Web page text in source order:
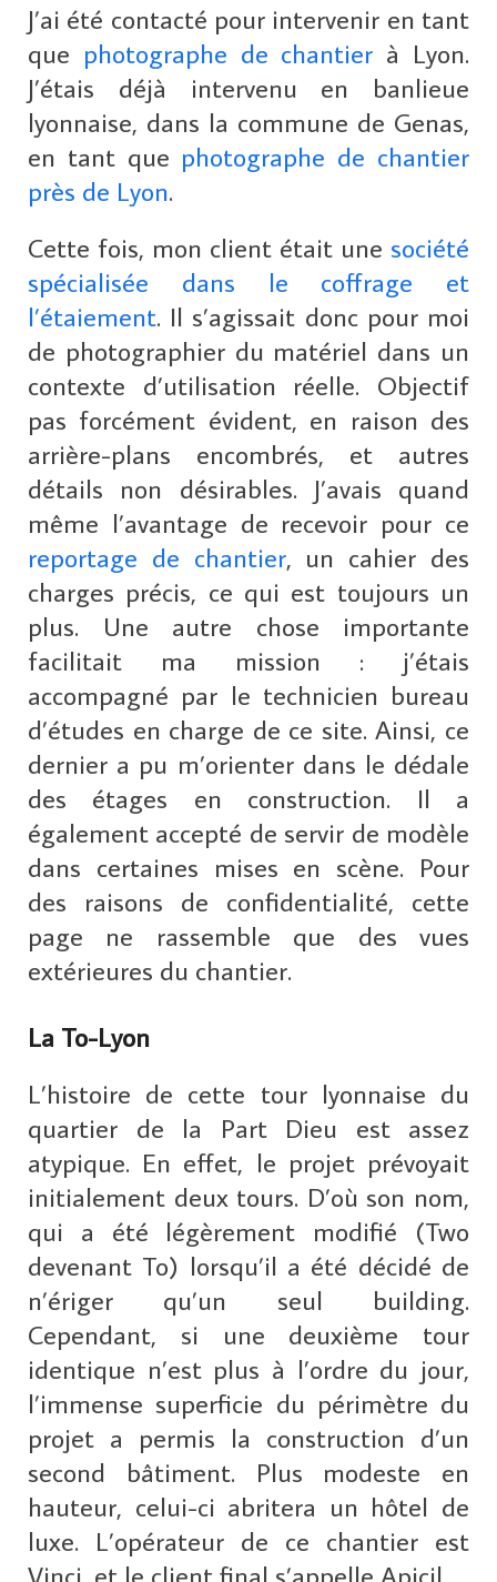
J’ai été contacté pour intervenir en tant
que photographe de chantier à Lyon.
J’étais déjà intervenu en banlieue
lyonnaise, dans la commune de Genas,
en tant que photographe de chantier
près de Lyon.
Cette fois, mon client était une société
spécialisée dans le coffrage et
l’étaiement. Il s’agissait donc pour moi
de photographier du matériel dans un
contexte d’utilisation réelle. Objectif
pas forcément évident, en raison des
arrière-plans encombrés, et autres
détails non désirables. J’avais quand
même l’avantage de recevoir pour ce
reportage de chantier, un cahier des
charges précis, ce qui est toujours un
plus. Une autre chose importante
facilitait ma mission : j’étais
accompagné par le technicien bureau
d’études en charge de ce site. Ainsi, ce
dernier a pu m’orienter dans le dédale
des étages en construction. Il a
également accepté de servir de modèle
dans certaines mises en scène. Pour
des raisons de confidentialité, cette
page ne rassemble que des vues
extérieures du chantier.
La To-Lyon
L’histoire de cette tour lyonnaise du
quartier de la Part Dieu est assez
atypique. En effet, le projet prévoyait
initialement deux tours. D’où son nom,
qui a été légèrement modifié (Two
devenant To) lorsqu’il a été décidé de
n’ériger qu’un seul building.
Cependant, si une deuxième tour
identique n’est plus à l’ordre du jour,
l’immense superficie du périmètre du
projet a permis la construction d’un
second bâtiment. Plus modeste en
hauteur, celui-ci abritera un hôtel de
luxe. L’opérateur de ce chantier est